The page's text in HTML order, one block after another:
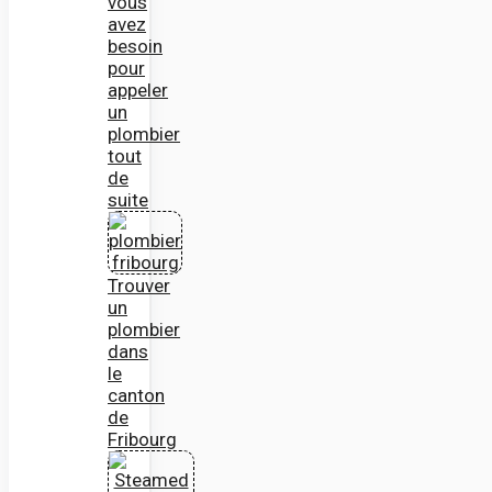
avez
besoin
pour
appeler
un
plombier
tout
de
suite
Trouver
un
plombier
dans
le
canton
de
Fribourg